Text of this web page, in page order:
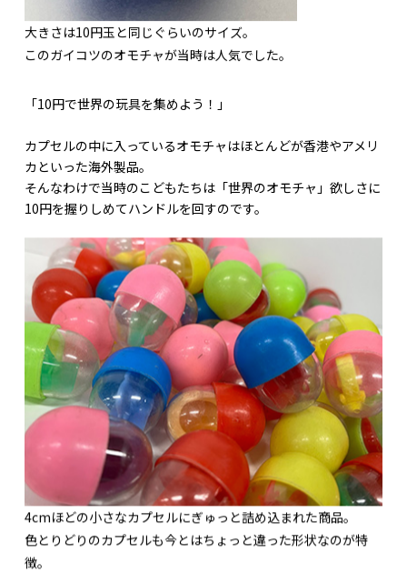
大きさは10円玉と同じぐらいのサイズ。
このガイコツのオモチャが当時は人気でした。
「10円で世界の玩具を集めよう！」
カプセルの中に入っているオモチャはほとんどが香港やアメリ
カといった海外製品。
そんなわけで当時のこどもたちは「世界のオモチャ」欲しさに
10円を握りしめてハンドルを回すのです。
4cmほどの小さなカプセルにぎゅっと詰め込まれた商品。
色とりどりのカプセルも今とはちょっと違った形状なのが特
徴。